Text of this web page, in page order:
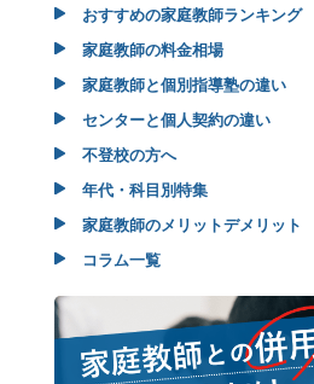
おすすめの家庭教師ランキング
家庭教師の料金相場
家庭教師と個別指導塾の違い
センターと個人契約の違い
不登校の方へ
年代・科目別特集
家庭教師のメリットデメリット
コラム一覧